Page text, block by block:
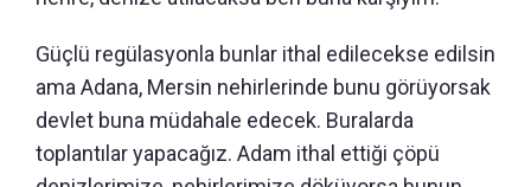
Güçlü regülasyonla bunlar ithal edilecekse edilsin
ama Adana, Mersin nehirlerinde bunu görüyorsak
devlet buna müdahale edecek. Buralarda
toplantılar yapacağız. Adam ithal ettiği çöpü